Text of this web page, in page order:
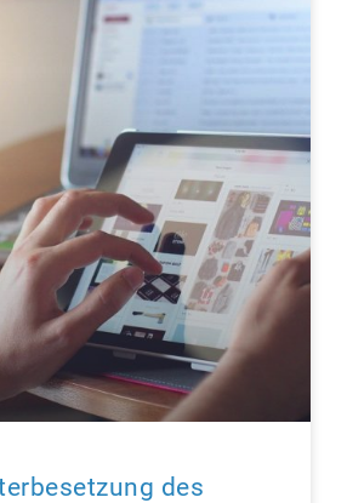
des